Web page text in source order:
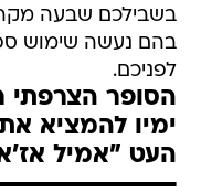
בשבילכם שבעה
בהם נעשה שימוש
לפניכם.
הסופר הצרפתי
ימיו להמציא
העט "אמיל